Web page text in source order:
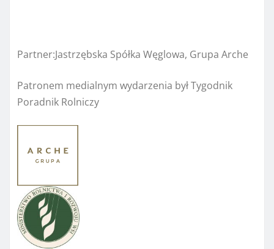
Partner:Jastrzębska Spółka Węglowa, Grupa Arche
Patronem medialnym wydarzenia był Tygodnik
Poradnik Rolniczy